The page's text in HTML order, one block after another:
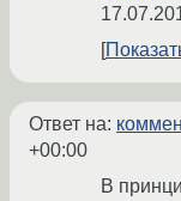
Ответ на:
+00:00
В